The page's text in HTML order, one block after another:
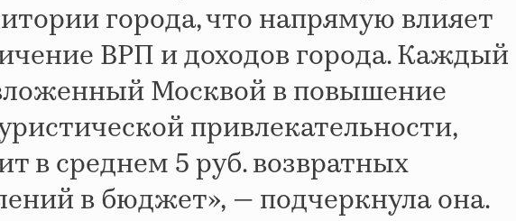
города, что напрямую влияет
ВРП и доходов города. Каждый
Москвой в повышение
привлекательности,
в среднем 5 руб. возвратных
в бюджет», — подчеркнула она.